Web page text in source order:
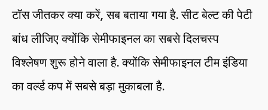
टॉस जीतकर क्या करें, सब बताया गया है. सीट बेल्ट की पेटी
बांध लीजिए क्योंकि सेमीफाइनल का सबसे दिलचस्प
विश्लेषण शुरू होने वाला है. क्योंकि सेमीफाइनल टीम इंडिया
का वर्ल्ड कप में सबसे बड़ा मुकाबला है.